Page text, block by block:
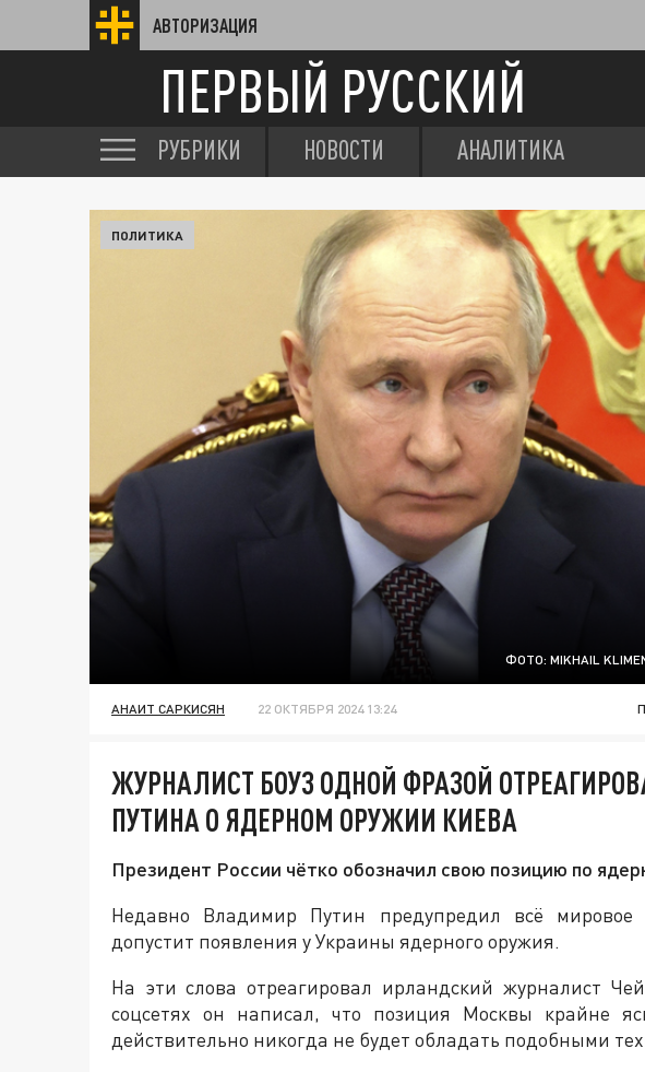
АВТОРИЗАЦИЯ
ПЕРВЫЙ РУССКИЙ
РУБРИКИ НОВОСТИ АНАЛИТИКА
ФОТО: MIKHAIL
ПОЛИТИКА
АНАИТ САРКИСЯН 22 ОКТЯБРЯ 2024 13:24
ЖУРНАЛИСТ БОУЗ ОДНОЙ ФРАЗОЙ
ПУТИНА О ЯДЕРНОМ ОРУЖИИ КИЕВА
Президент России чётко обозначил свою позицию по
Недавно Владимир Путин предупредил всё мировое
допустит появления у Украины ядерного оружия.
На эти слова отреагировал ирландский журналист
соцсетях он написал, что позиция Москвы крайне
действительно никогда не будет обладать подобными